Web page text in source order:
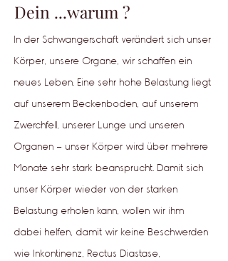
Dein ...warum ?
In der Schwangerschaft verändert sich unser
Körper, unsere Organe, wir schaffen ein
neues Leben. Eine sehr hohe Belastung liegt
auf unserem Beckenboden, auf unserem
Zwerchfell, unserer Lunge und unseren
Organen - unser Körper wird über mehrere
Monate sehr stark beansprucht. Damit sich
unser Körper wieder von der starken
Belastung erholen kann, wollen wir ihm
dabei helfen, damit wir keine Beschwerden
wie Inkontinenz, Rectus Diastase,